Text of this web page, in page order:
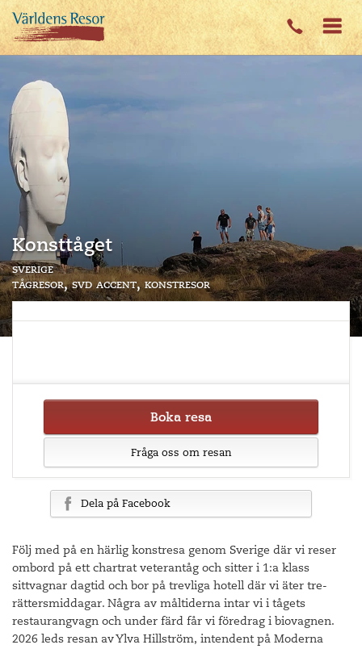
Konsttåget
sverige
tågresor svd accent konstresor
Boka resa
Fråga oss om resan
Dela på Facebook
Följ med på en härlig konstresa genom Sverige där vi reser
ombord på ett chartrat veterantåg och sitter i 1:a klass
sittvagnar dagtid och bor på trevliga hotell där vi äter tre-
rättersmiddagar. Några av måltiderna intar vi i tågets
restaurangvagn och under färd får vi föredrag i biovagnen.
2026 leds resan av Ylva Hillström, intendent på Moderna